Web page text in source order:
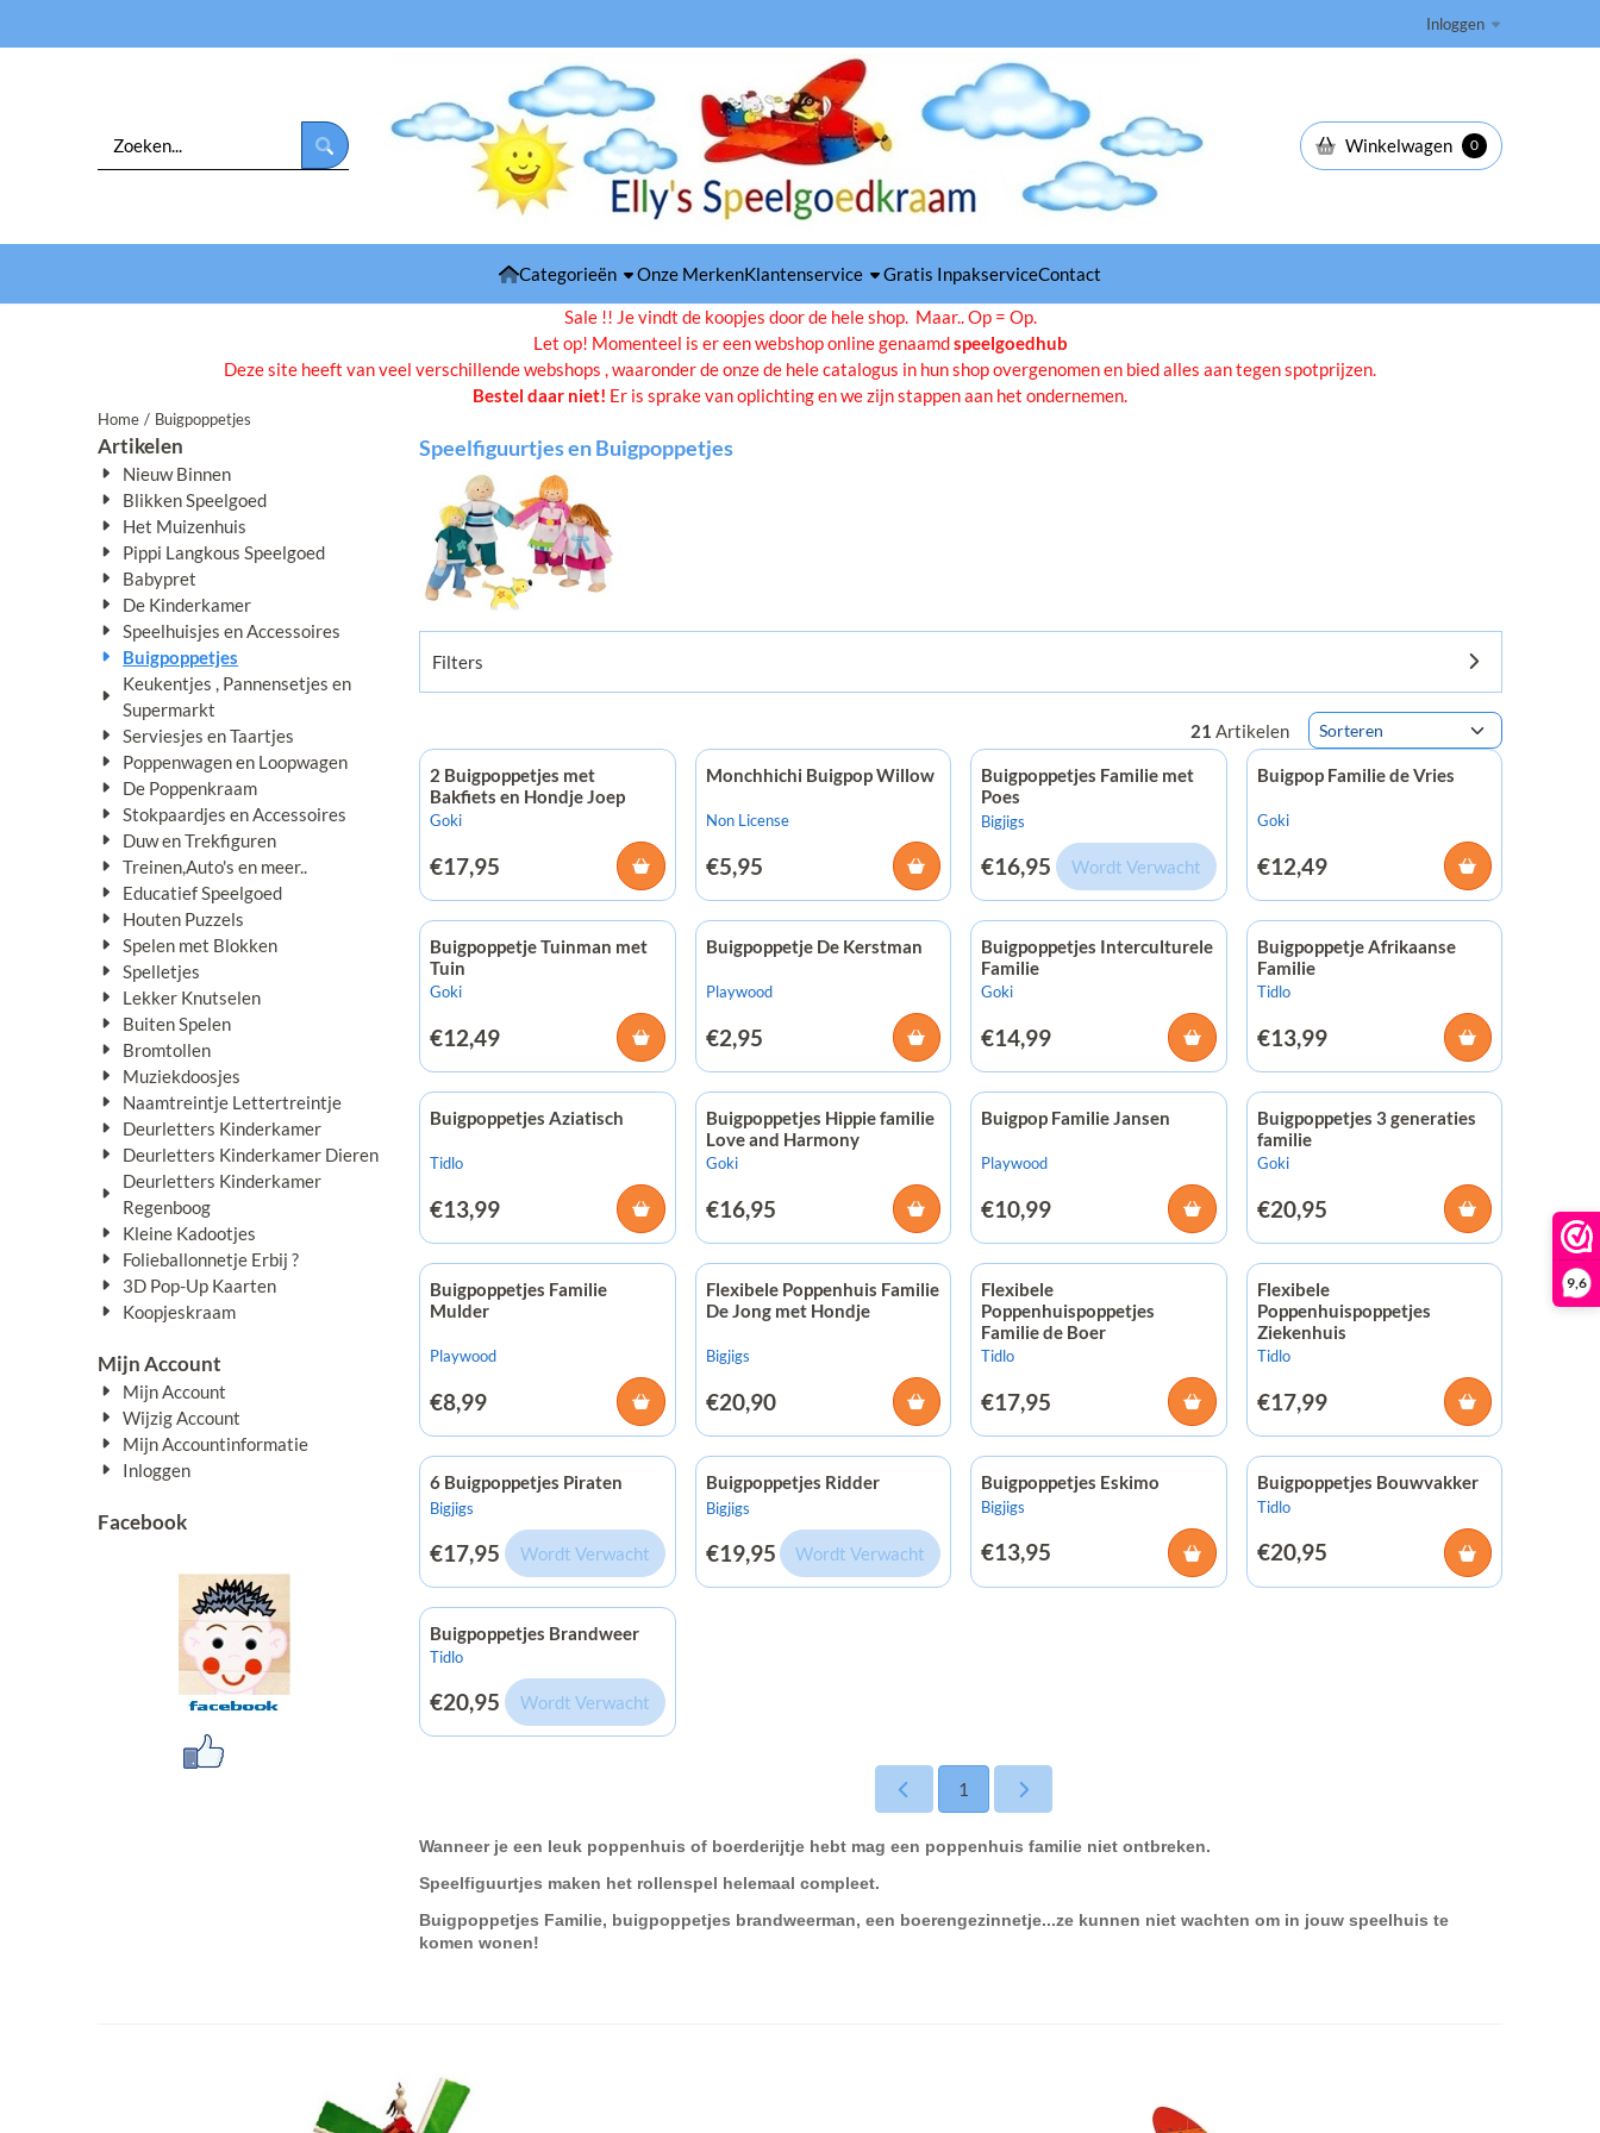
9,6
Inloggen
Winkelwagen 0
Categorieën Onze MerkenKlantenservice Gratis InpakserviceContact
Sale !! Je vindt de koopjes door de hele shop. Maar.. Op = Op.
Let op! Momenteel is er een webshop online genaamdspeelgoedhub
Deze site heeft van veel verschillende webshops , waaronder de onze de hele catalogus in hun shop overgenomen en bied alles aan tegen spotprijzen.
Bestel daar niet! Er is sprake van oplichting en we zijn stappen aan het ondernemen.
Home / Buigpoppetjes
Artikelen
Nieuw Binnen
Blikken Speelgoed
Het Muizenhuis
Pippi Langkous Speelgoed
Babypret
De Kinderkamer
Speelhuisjes en Accessoires
Buigpoppetjes
Keukentjes , Pannensetjes en
Supermarkt
Serviesjes en Taartjes
Poppenwagen en Loopwagen
De Poppenkraam
Stokpaardjes en Accessoires
Duw en Trekfiguren
Treinen,Auto's en meer..
Educatief Speelgoed
Houten Puzzels
Spelen met Blokken
Spelletjes
Lekker Knutselen
Buiten Spelen
Bromtollen
Muziekdoosjes
Naamtreintje Lettertreintje
Deurletters Kinderkamer
Deurletters Kinderkamer Dieren
Deurletters Kinderkamer
Regenboog
Kleine Kadootjes
Folieballonnetje Erbij ?
3D Pop-Up Kaarten
Koopjeskraam
Mijn Account
Mijn Account
Wijzig Account
Mijn Accountinformatie
Inloggen
Facebook
Speelfiguurtjes en Buigpoppetjes
Filters
21 Artikelen Sorteermethode
2 Buigpoppetjes met
Bakfiets en Hondje Joep
Merk:
Goki
Prijs: 17,95
€17,95
Monchhichi Buigpop Willow
Merk:
Non License
Prijs: 5,95
€5,95
Buigpoppetjes Familie met
Poes
Merk:
Bigjigs
Prijs: 16,95
€16,95 Wordt Verwacht
Buigpop Familie de Vries
Merk:
Goki
Prijs: 12,49
€12,49
Buigpoppetje Tuinman met
Tuin
Merk:
Goki
Prijs: 12,49
€12,49
Buigpoppetje De Kerstman
Merk:
Playwood
Prijs: 2,95
€2,95
Buigpoppetjes Interculturele
Familie
Merk:
Goki
Prijs: 14,99
€14,99
Buigpoppetje Afrikaanse
Familie
Merk:
Tidlo
Prijs: 13,99
€13,99
Buigpoppetjes Aziatisch
Merk:
Tidlo
Prijs: 13,99
€13,99
Buigpoppetjes Hippie familie
Love and Harmony
Merk:
Goki
Prijs: 16,95
€16,95
Buigpop Familie Jansen
Merk:
Playwood
Prijs: 10,99
€10,99
Buigpoppetjes 3 generaties
familie
Merk:
Goki
Prijs: 20,95
€20,95
Buigpoppetjes Familie
Mulder
Merk:
Playwood
Prijs: 8,99
€8,99
Flexibele Poppenhuis Familie
De Jong met Hondje
Merk:
Bigjigs
Prijs: 20,90
€20,90
Flexibele
Poppenhuispoppetjes
Familie de Boer
Merk:
Tidlo
Prijs: 17,95
€17,95
Flexibele
Poppenhuispoppetjes
Ziekenhuis
Merk:
Tidlo
Prijs: 17,99
€17,99
6 Buigpoppetjes Piraten
Merk:
Bigjigs
Prijs: 17,95
€17,95 Wordt Verwacht
Buigpoppetjes Ridder
Merk:
Bigjigs
Prijs: 19,95
€19,95 Wordt Verwacht
Buigpoppetjes Eskimo
Merk:
Bigjigs
Prijs: 13,95
€13,95
Buigpoppetjes Bouwvakker
Merk:
Tidlo
Prijs: 20,95
€20,95
Buigpoppetjes Brandweer
Merk:
Tidlo
Prijs: 20,95
€20,95 Wordt Verwacht
1
Wanneer je een leuk poppenhuis of boerderijtje hebt mag een poppenhuis familie niet ontbreken.
Speelfiguurtjes maken het rollenspel helemaal compleet.
Buigpoppetjes Familie, buigpoppetjes brandweerman, een boerengezinnetje...ze kunnen niet wachten om in jouw speelhuis te
komen wonen!